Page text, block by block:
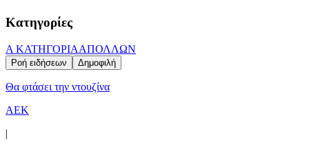
Κατηγορίες
Α ΚΑΤΗΓΟΡΙΑΑΠΟΛΛΩΝ
Ροή ειδήσεων Δημοφιλή
Θα φτάσει την ντουζίνα
ΑΕΚ
|